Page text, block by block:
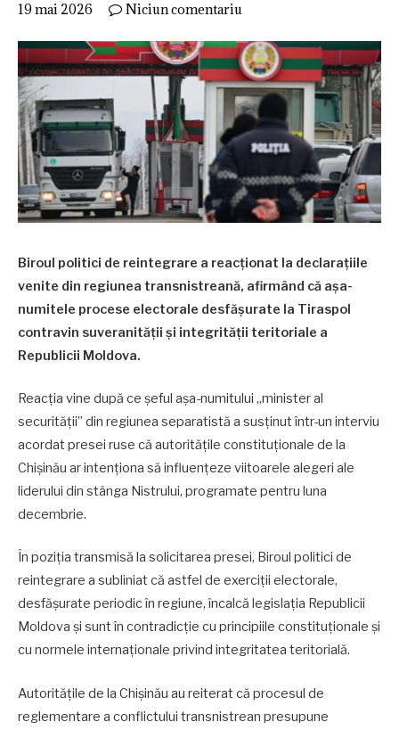
19 mai 2026 Niciun comentariu
Biroul politici de reintegrare a reacționat la declarațiile
venite din regiunea transnistreană, afirmând că așa-
numitele procese electorale desfășurate la Tiraspol
contravin suveranității și integrității teritoriale a
Republicii Moldova.
Reacția vine după ce șeful așa-numitului „minister al
securității” din regiunea separatistă a susținut într-un interviu
acordat presei ruse că autoritățile constituționale de la
Chișinău ar intenționa să influențeze viitoarele alegeri ale
liderului din stânga Nistrului, programate pentru luna
decembrie.
În poziția transmisă la solicitarea presei, Biroul politici de
reintegrare a subliniat că astfel de exerciții electorale,
desfășurate periodic în regiune, încalcă legislația Republicii
Moldova și sunt în contradicție cu principiile constituționale și
cu normele internaționale privind integritatea teritorială.
Autoritățile de la Chișinău au reiterat că procesul de
reglementare a conflictului transnistrean presupune